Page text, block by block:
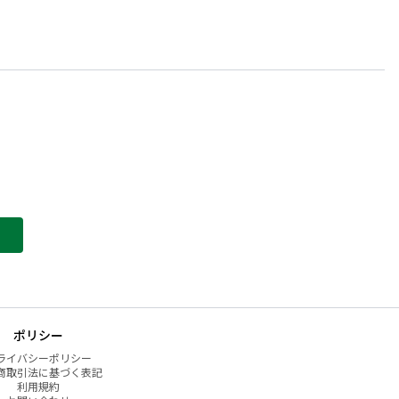
ポリシー
イバシーポリシー
取引法に基づく表記
利用規約